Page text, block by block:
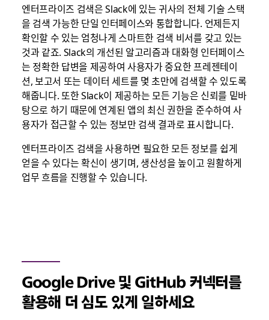
엔터프라이즈 검색은 Slack에 있는 귀사의 전체 기술 스택
을 검색 가능한 단일 인터페이스와 통합합니다. 언제든지
확인할 수 있는 엄청나게 스마트한 검색 비서를 갖고 있는
것과 같죠. Slack의 개선된 알고리즘과 대화형 인터페이스
는 정확한 답변을 제공하여 사용자가 중요한 프레젠테이
션, 보고서 또는 데이터 세트를 몇 초만에 검색할 수 있도록
해줍니다. 또한 Slack이 제공하는 모든 기능은 신뢰를 밑바
탕으로 하기 때문에 연계된 앱의 최신 권한을 준수하여 사
용자가 접근할 수 있는 정보만 검색 결과로 표시합니다.
엔터프라이즈 검색을 사용하면 필요한 모든 정보를 쉽게
얻을 수 있다는 확신이 생기며, 생산성을 높이고 원활하게
업무 흐름을 진행할 수 있습니다.
Google Drive 및 GitHub 커넥터를
활용해 더 심도 있게 일하세요